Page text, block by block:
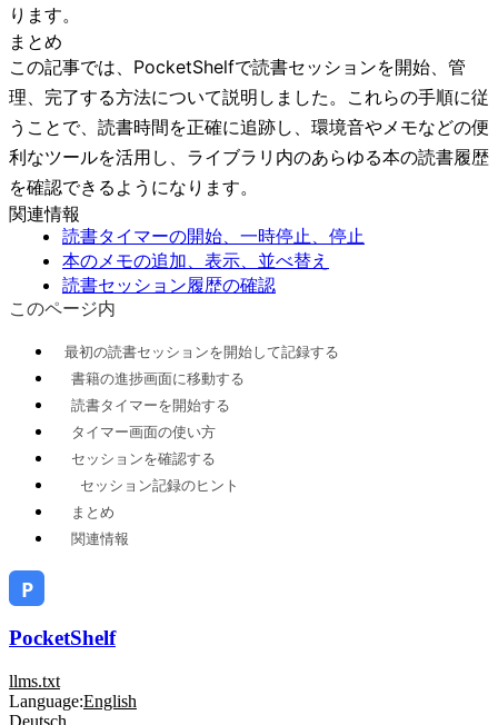
ります。
まとめ
この記事では、PocketShelfで読書セッションを開始、管
理、完了する方法について説明しました。これらの手順に従
うことで、読書時間を正確に追跡し、環境音やメモなどの便
利なツールを活用し、ライブラリ内のあらゆる本の読書履歴
を確認できるようになります。
関連情報
読書タイマーの開始、一時停止、停止
本のメモの追加、表示、並べ替え
読書セッション履歴の確認
このページ内
最初の読書セッションを開始して記録する
書籍の進捗画面に移動する
読書タイマーを開始する
タイマー画面の使い方
セッションを確認する
セッション記録のヒント
まとめ
関連情報
PocketShelf
llms.txt
Language:English